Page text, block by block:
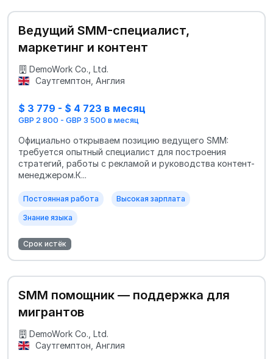
Ведущий SMM-специалист,
маркетинг и контент
DemoWork Co., Ltd.
Саутгемптон, Англия
$ 3 779 - $ 4 723 в месяц
GBP 2 800 - GBP 3 500 в месяц
Официально открываем позицию ведущего SMM:
требуется опытный специалист для построения
стратегий, работы с рекламой и руководства контент-
менеджером.К...
Постоянная работа Высокая зарплата
Знание языка
Срок истёк
SMM помощник — поддержка для
мигрантов
DemoWork Co., Ltd.
Саутгемптон, Англия